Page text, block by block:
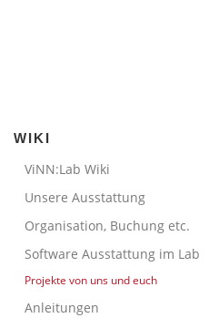
WIKI
ViNN:Lab Wiki
Unsere Ausstattung
Organisation, Buchung etc.
Software Ausstattung im Lab
Projekte von uns und euch
Anleitungen